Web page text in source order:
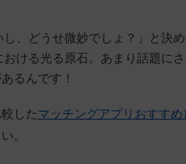
し、どうせ微妙でしょ？」と決
ける光る原石。あまり話題に
るんです！
したマッチングアプリおすすめ
。